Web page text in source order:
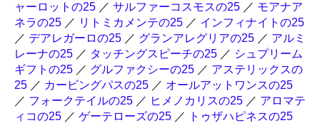
ャーロットの25 ／ サルファーコスモスの25 ／ モアナア
ネラの25 ／ リトミカメンテの25 ／ インフィナイトの25
／ デアレガーロの25 ／ グランアレグリアの25 ／ アルミ
レーナの25 ／ タッチングスピーチの25 ／ シュプリーム
ギフトの25 ／ グルファクシーの25 ／ アステリックスの
25 ／ カービングパスの25 ／ オールアットワンスの25
／ フォークテイルの25 ／ ヒメノカリスの25 ／ アロマテ
ィコの25 ／ ゲーテローズの25 ／
トゥザハピネスの25